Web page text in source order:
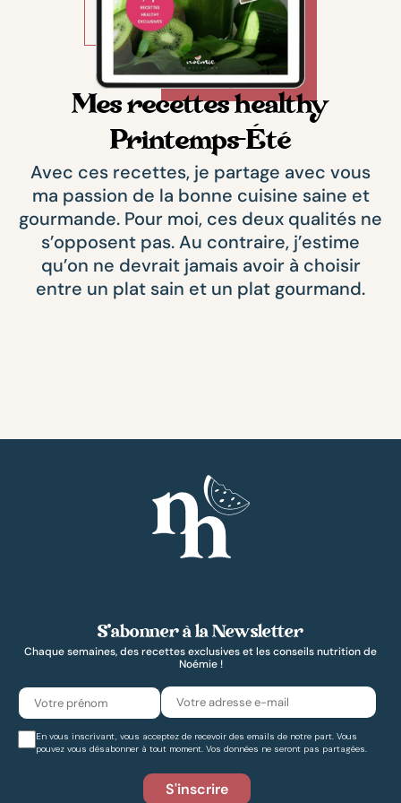
Mes recettes healthy
Printemps-Été
Avec ces recettes, je partage avec vous
ma passion de la bonne cuisine saine et
gourmande. Pour moi, ces deux qualités ne
s’opposent pas. Au contraire, j’estime
qu’on ne devrait jamais avoir à choisir
entre un plat sain et un plat gourmand.
S’abonner à la Newsletter
Chaque semaines, des recettes exclusives et les conseils nutrition de
Noémie !
En vous inscrivant, vous acceptez de recevoir des emails de notre part. Vous
pouvez vous désabonner à tout moment. Vos données ne seront pas partagées.